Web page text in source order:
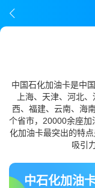
中国石化加油卡是中
上海、天津、河北
西、福建、云南、海
个省市，20000余座加
化加油卡最突出的特
吸引
中石化加油